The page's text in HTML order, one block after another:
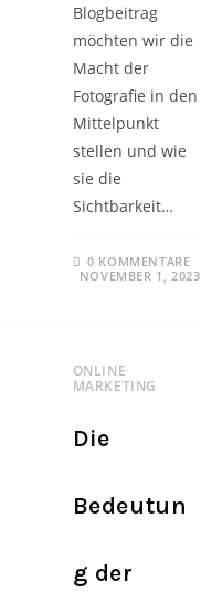
Blogbeitrag
möchten wir die
Macht der
Fotografie in den
Mittelpunkt
stellen und wie
sie die
Sichtbarkeit…
0 KOMMENTARE
NOVEMBER 1, 2023
ONLINE
MARKETING
Die
Bedeutun
g der